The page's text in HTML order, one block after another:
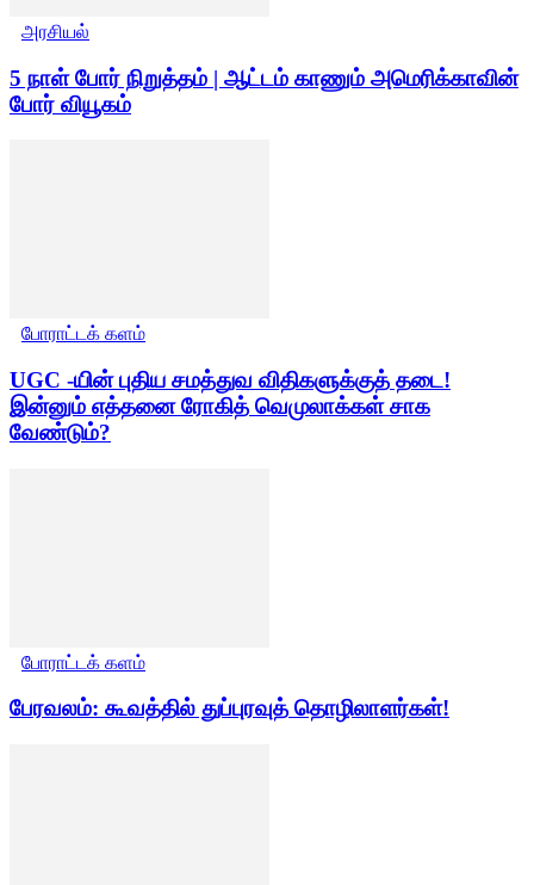
அரசியல்
5 நாள் போர் நிறுத்தம் | ஆட்டம் காணும் அமெரிக்காவின்
போர் வியூகம்
போராட்டக் களம்
UGC -யின் புதிய சமத்துவ விதிகளுக்குத் தடை!
இன்னும் எத்தனை ரோகித் வெமுலாக்கள் சாக
வேண்டும்?
போராட்டக் களம்
பேரவலம்: கூவத்தில் துப்புரவுத் தொழிலாளர்கள்!